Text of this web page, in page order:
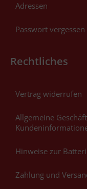
Adressen
Passwort vergessen
Rechtliches
Vertrag widerrufen
Allgemeine
Hinweise zur
Zahlung und